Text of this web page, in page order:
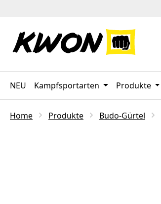
NEU Kampfsportarten Produkte
Home Produkte Budo-Gürtel